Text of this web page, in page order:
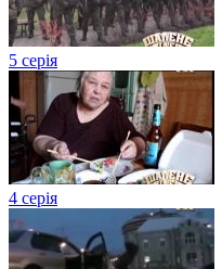
5 серія
4 серія